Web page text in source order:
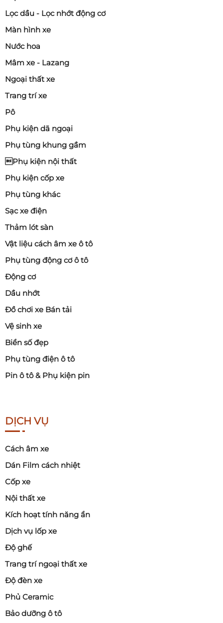
hiểu về chính sách bảo hành và hỗ trợ kỹ thuật của
nhà cung cấp.
Lọc dầu - Lọc nhớt động cơ
Màn hình xe
Nước hoa
Mâm xe - Lazang
Ngoại thất xe
Trang trí xe
Pô
Phụ kiện dã ngoại
Phụ tùng khung gầm
Phụ kiện nội thất
Phụ kiện cốp xe
Phụ tùng khác
Sạc xe điện
Thảm lót sàn
Vật liệu cách âm xe ô tô
Phụ tùng động cơ ô tô
Động cơ
Dầu nhớt
Đồ chơi xe Bán tải
Vệ sinh xe
Biển số đẹp
Phụ tùng điện ô tô
Pin ô tô & Phụ kiện pin
DỊCH VỤ
Cách âm xe
Dán Film cách nhiệt
Cốp xe
Nội thất xe
Kích hoạt tính năng ẩn
Dịch vụ lốp xe
Độ ghế
Trang trí ngoại thất xe
Độ đèn xe
Phủ Ceramic
Bảo dưỡng ô tô